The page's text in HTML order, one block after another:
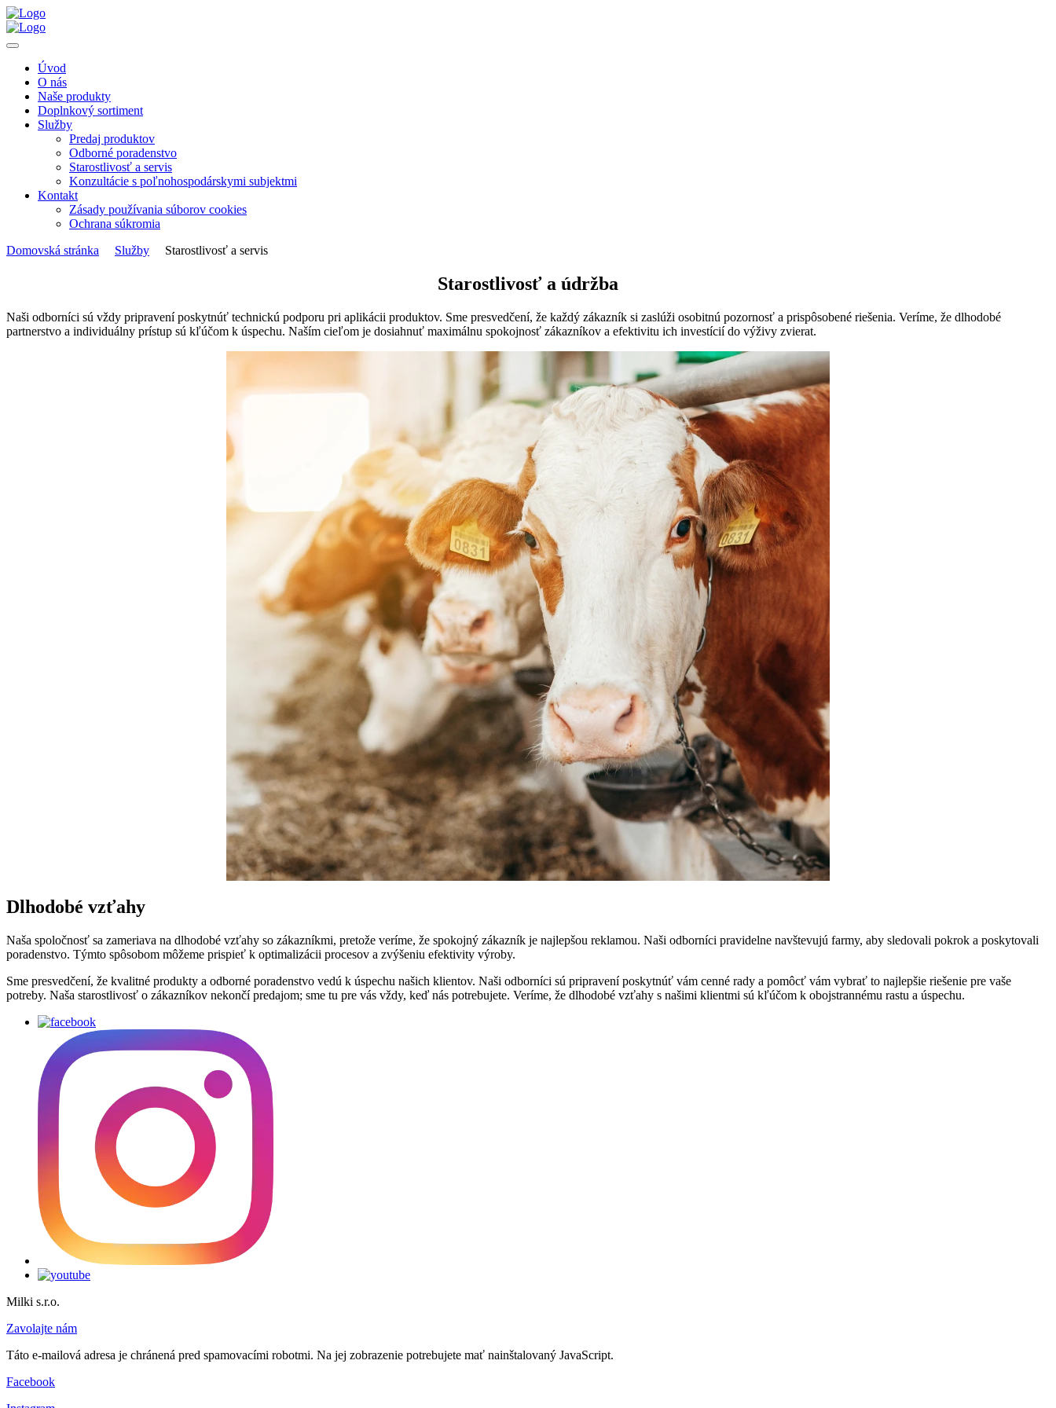
Úvod
O nás
Naše produkty
Doplnkový sortiment
Služby
Predaj produktov
Odborné poradenstvo
Starostlivosť a servis
Konzultácie s poľnohospodárskymi subjektmi
Kontakt
Zásady používania súborov cookies
Ochrana súkromia
Domovská stránka
Služby Starostlivosť a servis
Starostlivosť a údržba
Naši odborníci sú vždy pripravení poskytnúť technickú podporu pri aplikácii produktov. Sme presvedčení, že každý zákazník si zaslúži osobitnú pozornosť a prispôsobené riešenia. Veríme, že dlhodobé
partnerstvo a individuálny prístup sú kľúčom k úspechu. Naším cieľom je dosiahnuť maximálnu spokojnosť zákazníkov a efektivitu ich investícií do výživy zvierat.
Dlhodobé vzťahy
Naša spoločnosť sa zameriava na dlhodobé vzťahy so zákazníkmi, pretože veríme, že spokojný zákazník je najlepšou reklamou. Naši odborníci pravidelne navštevujú farmy, aby sledovali pokrok a poskytovali
poradenstvo. Týmto spôsobom môžeme prispieť k optimalizácii procesov a zvýšeniu efektivity výroby.
Sme presvedčení, že kvalitné produkty a odborné poradenstvo vedú k úspechu našich klientov. Naši odborníci sú pripravení poskytnúť vám cenné rady a pomôcť vám vybrať to najlepšie riešenie pre vaše
potreby. Naša starostlivosť o zákazníkov nekončí predajom; sme tu pre vás vždy, keď nás potrebujete. Veríme, že dlhodobé vzťahy s našimi klientmi sú kľúčom k obojstrannému rastu a úspechu.
Milki s.r.o.
Zavolajte nám
Táto e-mailová adresa je chránená pred spamovacími robotmi. Na jej zobrazenie potrebujete mať nainštalovaný JavaScript.
Facebook